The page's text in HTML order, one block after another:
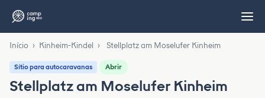
Início › Kinheim-Kindel › Stellplatz am Moselufer Kinheim
Sítio para autocaravanas Abrir
Stellplatz am Moselufer Kinheim